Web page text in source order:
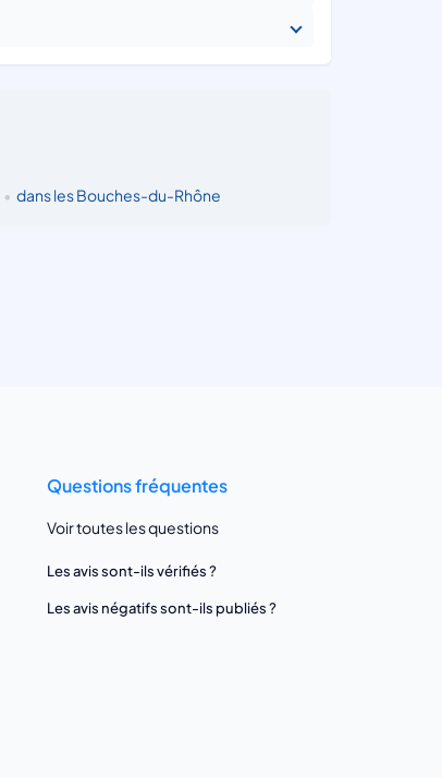
• dans les Bouches-du-Rhône
Questions fréquentes
Voir toutes les questions
Les avis sont-ils vérifiés ?
Les avis négatifs sont-ils publiés ?